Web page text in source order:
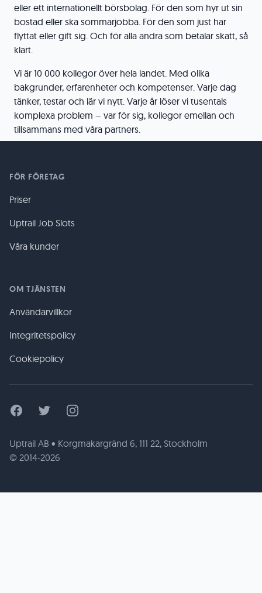
eller ett internationellt börsbolag. För den som hyr ut sin
bostad eller ska sommarjobba. För den som just har
flyttat eller gift sig. Och för alla andra som betalar skatt, så
klart.
Vi är 10 000 kollegor över hela landet. Med olika
bakgrunder, erfarenheter och kompetenser. Varje dag
tänker, testar och lär vi nytt. Varje år löser vi tusentals
komplexa problem – var för sig, kollegor emellan och
tillsammans med våra partners.
FÖR FÖRETAG
Priser
Uptrail Job Slots
Våra kunder
OM TJÄNSTEN
Användarvillkor
Integritetspolicy
Cookiepolicy
FacebookTwitter Instagram
Uptrail AB • Korgmakargränd 6, 111 22, Stockholm
© 2014-2026